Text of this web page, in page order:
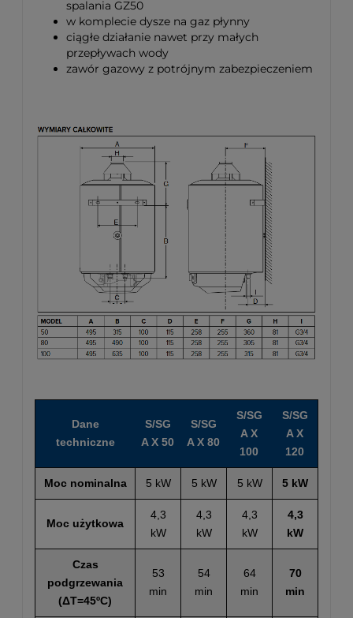
spalania GZ50
w komplecie dysze na gaz płynny
ciągłe działanie nawet przy małych
przepływach wody
zawór gazowy z potrójnym zabezpieczeniem
Dane
techniczne
S/SG
A X 50
S/SG
A X 80
S/SG
A X
100
S/SG
A X
120
Moc nominalna 5 kW 5 kW 5 kW 5 kW
Moc użytkowa
4,3
kW
4,3
kW
4,3
kW
4,3
kW
Czas
podgrzewania
(ΔT=45ºC)
53
min
54
min
64
min
70
min